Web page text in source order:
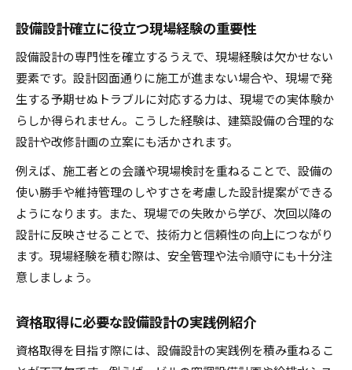
設備設計確立に役立つ現場経験の重要性
設備設計の専門性を確立するうえで、現場経験は欠かせない
要素です。設計図面通りに施工が進まない場合や、現場で発
生する予期せぬトラブルに対応する力は、現場での実体験か
らしか得られません。こうした経験は、建築設備の合理的な
設計や改修計画の立案にも活かされます。
例えば、施工者との会議や現場検討を重ねることで、設備の
使い勝手や維持管理のしやすさを考慮した設計提案ができる
ようになります。また、現場での失敗から学び、次回以降の
設計に反映させることで、技術力と信頼性の向上につながり
ます。現場経験を積む際は、安全管理や法令順守にも十分注
意しましょう。
資格取得に必要な設備設計の実践例紹介
資格取得を目指す際には、設備設計の実践例を積み重ねるこ